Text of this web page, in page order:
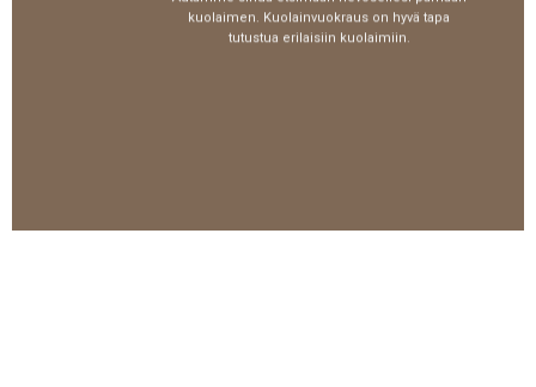
kuolaimen. Kuolainvuokraus on hyvä tapa
tutustua erilaisiin kuolaimiin.